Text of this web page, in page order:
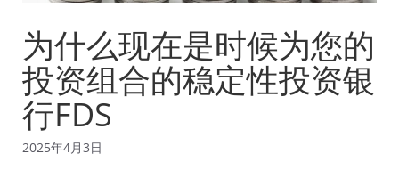
为什么现在是时候为您的
投资组合的稳定性投资银
行FDS
2025年4月3日